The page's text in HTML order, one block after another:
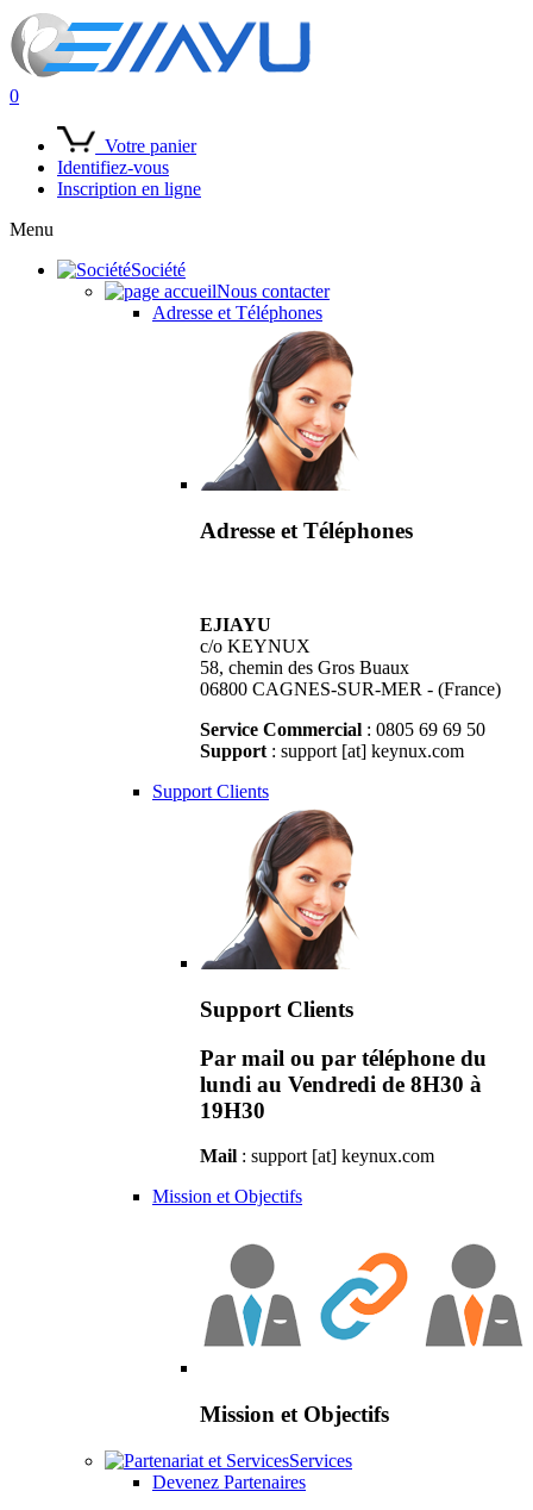
0
Votre panier
Identifiez-vous
Inscription en ligne
Menu
Société
Nous contacter
Adresse et Téléphones
Adresse et Téléphones
EJIAYU
c/o KEYNUX
58, chemin des Gros Buaux
06800 CAGNES-SUR-MER - (France)
Service Commercial : 0805 69 69 50
Support : support [at] keynux.com
Support Clients
Support Clients
Par mail ou par téléphone du
lundi au Vendredi de 8H30 à
19H30
Mail : support [at] keynux.com
Mission et Objectifs
Mission et Objectifs
Services
Devenez Partenaires